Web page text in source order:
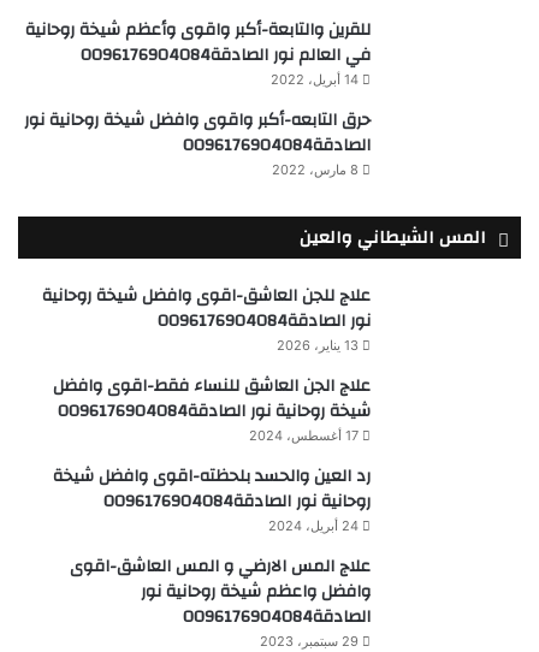
للقرين والتابعة-أكبر واقوى وأعظم شيخة روحانية
في العالم نور الصادقة0096176904084
14 أبريل، 2022
حرق التابعه-أكبر واقوى وافضل شيخة روحانية نور
الصادقة0096176904084
8 مارس، 2022
المس الشيطاني والعين
علاج للجن العاشق-اقوى وافضل شيخة روحانية
نور الصادقة0096176904084
13 يناير، 2026
علاج الجن العاشق للنساء فقط-اقوى وافضل
شيخة روحانية نور الصادقة0096176904084
17 أغسطس، 2024
رد العين والحسد بلحظته-اقوى وافضل شيخة
روحانية نور الصادقة0096176904084
24 أبريل، 2024
علاج المس الارضي و المس العاشق-اقوى
وافضل واعظم شيخة روحانية نور
الصادقة0096176904084
29 سبتمبر، 2023